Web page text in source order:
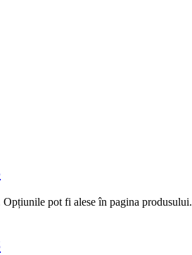
pot fi alese în pagina produsului.